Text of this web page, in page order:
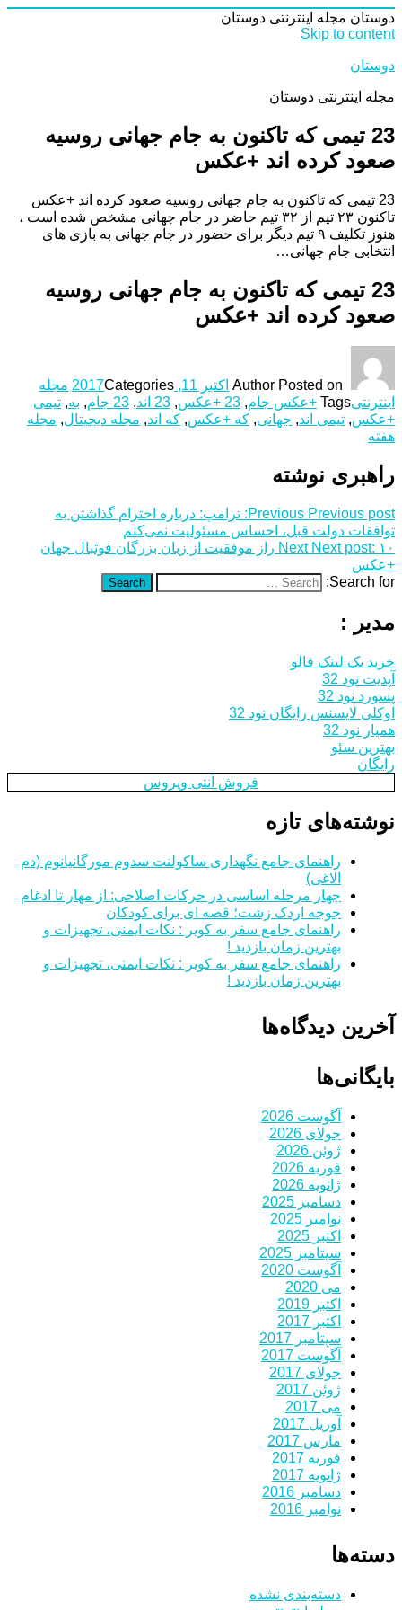
دوستان مجله اینترنتی دوستان
Skip to content
دوستان
مجله اینترنتی دوستان
23 تیمی که تاکنون به جام جهانی روسیه
صعود کرده اند +عکس
23 تیمی که تاکنون به جام جهانی روسیه صعود کرده اند +عکس
تاکنون ۲۳ تیم از ۳۲ تیم حاضر در جام جهانی مشخص شده است ،
هنوز تکلیف ۹ تیم دیگر برای حضور در جام جهانی به بازی های
انتخابی جام جهانی…
23 تیمی که تاکنون به جام جهانی روسیه
صعود کرده اند +عکس
Author Posted on اکتبر 11, 2017 Categories
مجله
اینترنتیTags +عکس جام, 23 +عکس , 23 اند , 23 جام , به, تیمی
+عکس, تیمی اند, جهانی, که +عکس, که اند, مجله دیجیتال, مجله
هفته
راهبری نوشته
Previous Previous post:
ترامپ: درباره احترام گذاشتن به
توافقات دولت قبل، احساس مسئولیت نمی‌کنم
Next Next post:
۱۰ راز موفقیت از زبان بزرگان فوتبال جهان
+عکس
Search for:
Search
مدیر :
خرید بک لینک فالو
آپدیت نود 32
پسورد نود 32
اوکلی لایسنس رایگان نود 32
همیار نود 32
بهترین سئو
رایگان
فروش آنتی ویروس
نوشته‌های تازه
راهنمای جامع نگهداری ساکولنت سدوم مورگانیانوم (دم
الاغی)
چهار مرحله اساسی در حرکات اصلاحی: از مهار تا ادغام
جوجه اردک زشت؛ قصه ای برای کودکان
راهنمای جامع سفر به کویر : نکات ایمنی، تجهیزات و
بهترین زمان بازدید !
راهنمای جامع سفر به کویر : نکات ایمنی، تجهیزات و
بهترین زمان بازدید !
آخرین دیدگاه‌ها
بایگانی‌ها
آگوست 2026
جولای 2026
ژوئن 2026
فوریه 2026
ژانویه 2026
دسامبر 2025
نوامبر 2025
اکتبر 2025
سپتامبر 2025
آگوست 2020
می 2020
اکتبر 2019
اکتبر 2017
سپتامبر 2017
آگوست 2017
جولای 2017
ژوئن 2017
می 2017
آوریل 2017
مارس 2017
فوریه 2017
ژانویه 2017
دسامبر 2016
نوامبر 2016
دسته‌ها
دسته‌بندی نشده